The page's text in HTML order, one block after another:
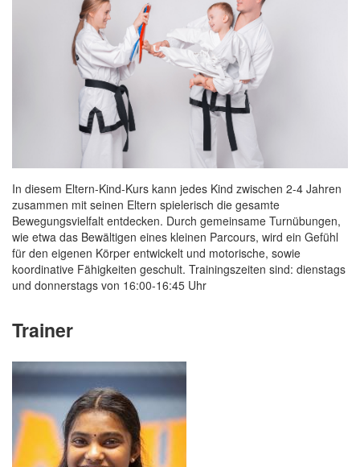
In diesem Eltern-Kind-Kurs kann jedes Kind zwischen 2-4 Jahren
zusammen mit seinen Eltern spielerisch die gesamte
Bewegungsvielfalt entdecken. Durch gemeinsame Turnübungen,
wie etwa das Bewältigen eines kleinen Parcours, wird ein Gefühl
für den eigenen Körper entwickelt und motorische, sowie
koordinative Fähigkeiten geschult. Trainingszeiten sind: dienstags
und donnerstags von 16:00-16:45 Uhr
Trainer